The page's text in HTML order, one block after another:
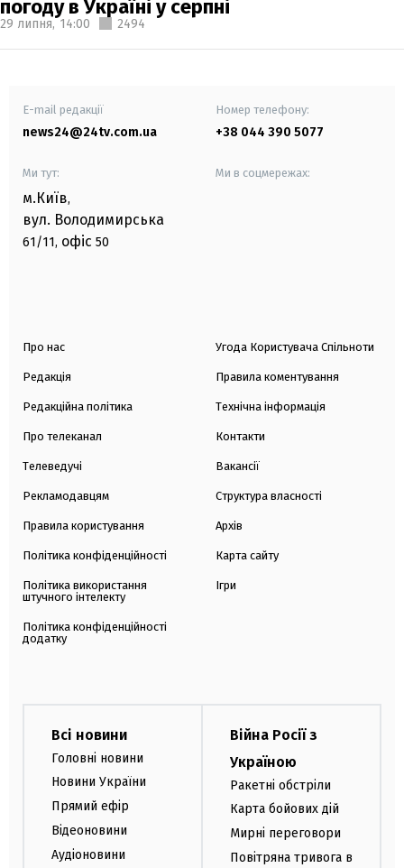
погоду в Україні у серпні
29 липня, 14:00 2494
E-mail редакції
news24@24tv.com.ua
Номер телефону:
+38 044 390 5077
Ми тут:
м.Київ,
вул. Володимирська
61/11, офіс 50
Ми в соцмережах:
Про нас
Редакція
Редакційна політика
Про телеканал
Телеведучі
Рекламодавцям
Правила користування
Політика конфіденційності
Політика використання
штучного інтелекту
Політика конфіденційності
додатку
Угода Користувача Спільноти
Правила коментування
Технічна інформація
Контакти
Вакансії
Структура власності
Архів
Карта сайту
Ігри
Всі новини
Головні новини
Новини України
Прямий ефір
Відеоновини
Аудіоновини
Війна Росії з
Україною
Ракетні обстріли
Карта бойових дій
Мирні переговори
Повітряна тривога в